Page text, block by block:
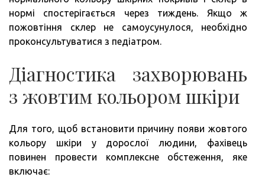
нормі спостерігається через тиждень. Якщо ж
пожовтіння склер не самоусунулося, необхідно
проконсультуватися з педіатром.
Діагностика захворювань
з жовтим кольором шкіри
Для того, щоб встановити причину появи жовтого
кольору шкіри у дорослої людини, фахівець
повинен провести комплексне обстеження, яке
включає: